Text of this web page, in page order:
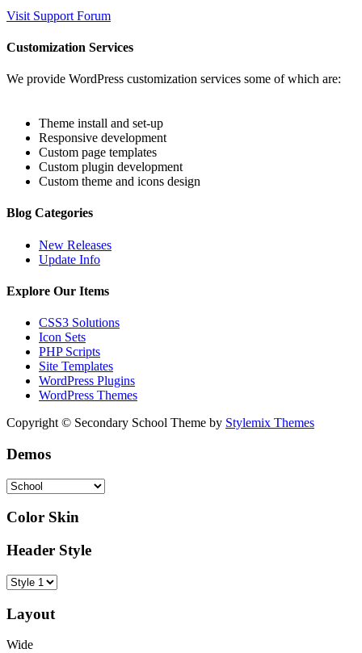
Visit Support Forum
Customization Services
We provide WordPress customization services some of which are:
Theme install and set-up
Responsive development
Custom page templates
Custom plugin development
Custom theme and icons design
Blog Categories
New Releases
Update Info
Explore Our Items
CSS3 Solutions
Icon Sets
PHP Scripts
Site Templates
WordPress Plugins
WordPress Themes
Copyright © Secondary School Theme by Stylemix Themes
Demos
Color Skin
Header Style
Layout
Wide